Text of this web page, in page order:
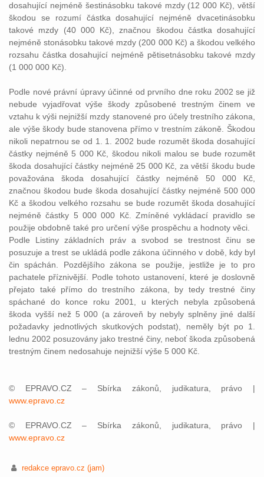
dosahující nejméně šestinásobku takové mzdy (12 000 Kč), větší
škodou se rozumí částka dosahující nejméně dvacetinásobku
takové mzdy (40 000 Kč), značnou škodou částka dosahující
nejméně stonásobku takové mzdy (200 000 Kč) a škodou velkého
rozsahu částka dosahující nejméně pětisetnásobku takové mzdy
(1 000 000 Kč).
Podle nové právní úpravy účinné od prvního dne roku 2002 se již
nebude vyjadřovat výše škody způsobené trestným činem ve
vztahu k výši nejnižší mzdy stanovené pro účely trestního zákona,
ale výše škody bude stanovena přímo v trestním zákoně. Škodou
nikoli nepatrnou se od 1. 1. 2002 bude rozumět škoda dosahující
částky nejméně 5 000 Kč, škodou nikoli malou se bude rozumět
škoda dosahující částky nejméně 25 000 Kč, za větší škodu bude
považována škoda dosahující částky nejméně 50 000 Kč,
značnou škodou bude škoda dosahující částky nejméně 500 000
Kč a škodou velkého rozsahu se bude rozumět škoda dosahující
nejméně částky 5 000 000 Kč. Zmíněné vykládací pravidlo se
použije obdobně také pro určení výše prospěchu a hodnoty věci.
Podle Listiny základních práv a svobod se trestnost činu se
posuzuje a trest se ukládá podle zákona účinného v době, kdy byl
čin spáchán. Pozdějšího zákona se použije, jestliže je to pro
pachatele příznivější. Podle tohoto ustanovení, které je doslovně
přejato také přímo do trestního zákona, by tedy trestné činy
spáchané do konce roku 2001, u kterých nebyla způsobená
škoda vyšší než 5 000 (a zároveň by nebyly splněny jiné další
požadavky jednotlivých skutkových podstat), neměly být po 1.
lednu 2002 posuzovány jako trestné činy, neboť škoda způsobená
trestným činem nedosahuje nejnižší výše 5 000 Kč.
© EPRAVO.CZ – Sbírka zákonů, judikatura, právo |
www.epravo.cz
© EPRAVO.CZ – Sbírka zákonů, judikatura, právo |
www.epravo.cz
redakce epravo.cz (jam)